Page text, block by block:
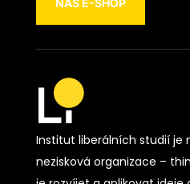
NÁŠ E-SHOP
Institut liberálních studií je
nezisková organizace –